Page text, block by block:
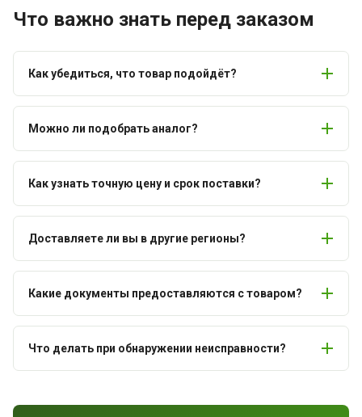
Что важно знать перед заказом
Как убедиться, что товар подойдёт?
Можно ли подобрать аналог?
Как узнать точную цену и срок поставки?
Доставляете ли вы в другие регионы?
Какие документы предоставляются с товаром?
Что делать при обнаружении неисправности?